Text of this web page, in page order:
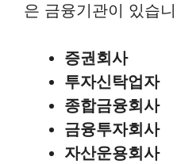
은 금융기관이 있습
증권회사
투자신탁업자
종합금융회사
금융투자회사
자산운용회사